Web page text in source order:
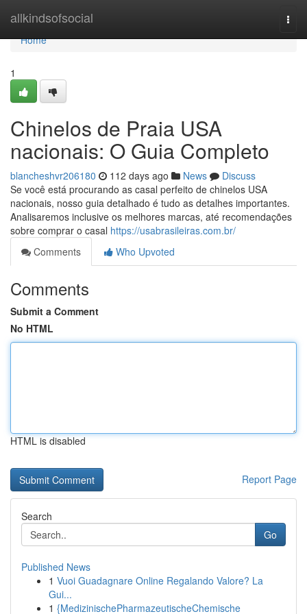
allkindsofsocial
Home
Home
1
Chinelos de Praia USA
nacionais: O Guia Completo
blancheshvr206180 112 days ago News
Discuss
Se você está procurando as casal perfeito de chinelos USA
nacionais, nosso guia detalhado é tudo as detalhes importantes.
Analisaremos inclusive os melhores marcas, até recomendações
sobre comprar o casal https://usabrasileiras.com.br/
Comments
Who Upvoted
Comments
Submit a Comment
No HTML
HTML is disabled
Report Page
Search
Go
Published News
1 Vuoi Guadagnare Online Regalando Valore? La
Gui...
1 {MedizinischePharmazeutischeChemische